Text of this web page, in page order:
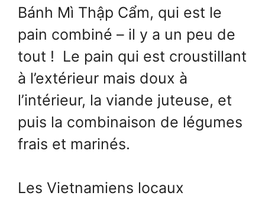
Bánh Mì Thập Cẩm, qui est le
pain combiné – il y a un peu de
tout ! Le pain qui est croustillant
à l’extérieur mais doux à
l’intérieur, la viande juteuse, et
puis la combinaison de légumes
frais et marinés.
Les Vietnamiens locaux